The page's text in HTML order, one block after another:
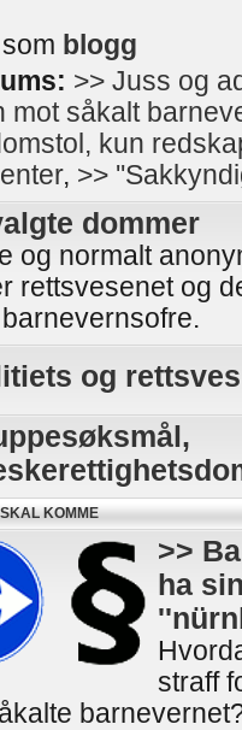
blogg
>> Juss og
mot såkalt
kun
, >>
dommer
og normalt
rettsvesenet og
og
KOMME
>>
ha
straff